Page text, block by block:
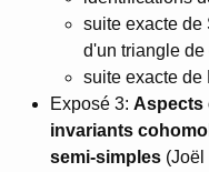
suite exacte de
d'un triangle
suite exacte de
Exposé 3: Aspects
invariants
semi-simples (Joël